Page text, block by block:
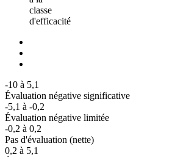
classe
d'efficacité
-10 à 5,1
Évaluation négative significative
-5,1 à -0,2
Évaluation négative limitée
-0,2 à 0,2
Pas d'évaluation (nette)
0,2 à 5,1